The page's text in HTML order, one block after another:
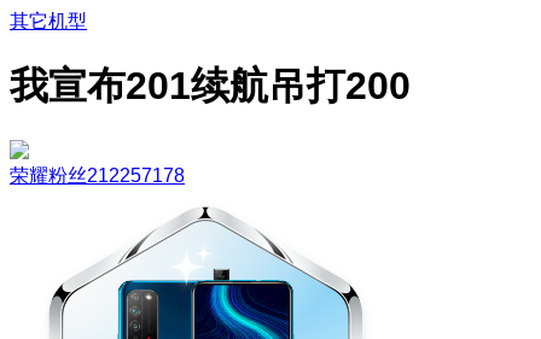
其它机型
我宣布201续航吊打200
荣耀粉丝212257178